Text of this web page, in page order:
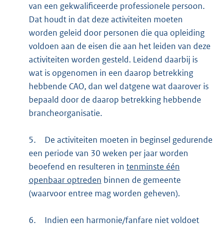
van een gekwalificeerde professionele persoon.
Dat houdt in dat deze activiteiten moeten
worden geleid door personen die qua opleiding
voldoen aan de eisen die aan het leiden van deze
activiteiten worden gesteld. Leidend daarbij is
wat is opgenomen in een daarop betrekking
hebbende CAO, dan wel datgene wat daarover is
bepaald door de daarop betrekking hebbende
brancheorganisatie.
5.
De activiteiten moeten in beginsel gedurende
een periode van 30 weken per jaar worden
beoefend en resulteren in tenminste één
openbaar optreden binnen de gemeente
(waarvoor entree mag worden geheven).
6.
Indien een harmonie/fanfare niet voldoet